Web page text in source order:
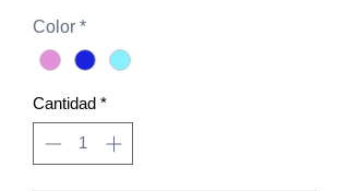
Color *
Cantidad *